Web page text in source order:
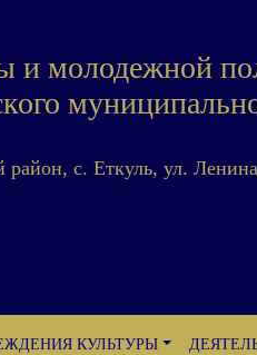
и молодежной
район, с. Еткуль, ул.
КУЛЬТУРЫ